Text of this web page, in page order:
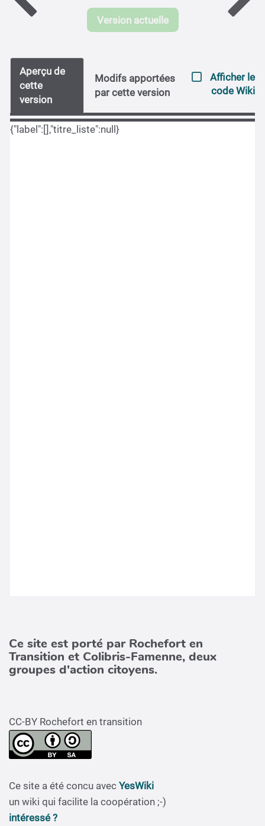
Version actuelle
Aperçu de
cette
version
Modifs apportées
par cette version
Afficher le
code Wiki
Ce site est porté par Rochefort en
Transition et Colibris-Famenne, deux
groupes d'action citoyens.
CC-BY Rochefort en transition
Ce site a été concu avec YesWiki
un wiki qui facilite la coopération ;-)
intéressé ?